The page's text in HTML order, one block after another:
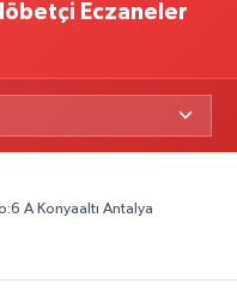
Eczaneler
A Konyaaltı Antalya